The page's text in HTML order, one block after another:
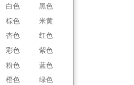
白色
黑色
棕色
米黄
杏色
红色
彩色
紫色
粉色
蓝色
橙色
绿色